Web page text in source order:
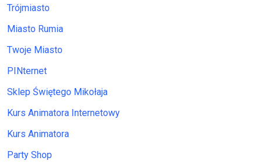
Trójmiasto
Miasto Rumia
Twoje Miasto
PINternet
Sklep Świętego Mikołaja
Kurs Animatora Internetowy
Kurs Animatora
Party Shop